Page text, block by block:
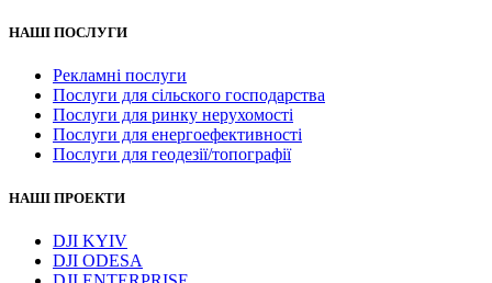
НАШІ ПОСЛУГИ
Рекламні послуги
Послуги для сільского господарства
Послуги для ринку нерухомості
Послуги для енергоефективності
Послуги для геодезії/топографії
НАШІ ПРОЕКТИ
DJI KYIV
DJI ODESA